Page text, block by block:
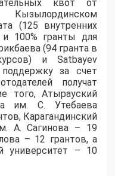
квот от
(125 внутренних
100% гранты для
(94 гранта в
и Satbayev
за счет
получат
того, Атырауский
им. С. Утебаева
Карагандинский
А. Сагинова – 19
– 12 грантов, а
университет – 10